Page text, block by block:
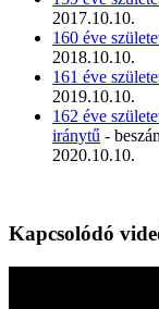
2017.10.10.
160 éve
2018.10.10.
161 éve
2019.10.10.
162 éve
iránytű -
2020.10.10.
Kapcsolódó